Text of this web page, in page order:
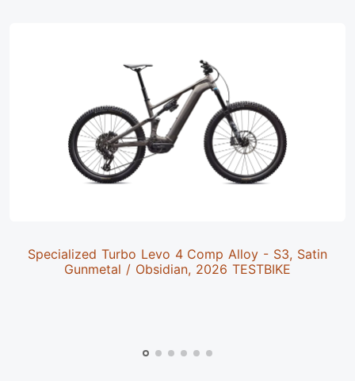
Specialized Turbo Levo 4 Comp Alloy - S3, Satin
Gunmetal / Obsidian, 2026 TESTBIKE